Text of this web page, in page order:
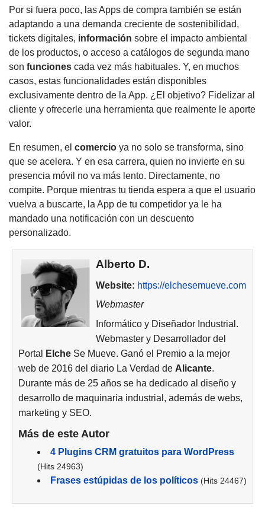
Por si fuera poco, las Apps de compra también se están
adaptando a una demanda creciente de sostenibilidad,
tickets digitales, información sobre el impacto ambiental
de los productos, o acceso a catálogos de segunda mano
son funciones cada vez más habituales. Y, en muchos
casos, estas funcionalidades están disponibles
exclusivamente dentro de la App. ¿El objetivo? Fidelizar al
cliente y ofrecerle una herramienta que realmente le aporte
valor.
En resumen, el comercio ya no solo se transforma, sino
que se acelera. Y en esa carrera, quien no invierte en su
presencia móvil no va más lento. Directamente, no
compite. Porque mientras tu tienda espera a que el usuario
vuelva a buscarte, la App de tu competidor ya le ha
mandado una notificación con un descuento
personalizado.
Alberto D.
Website: https://elchesemueve.com
Webmaster
Informático y Diseñador Industrial.
Webmaster y Desarrollador del
Portal
Elche Se Mueve. Ganó el Premio a la mejor
web de 2016 del diario La Verdad de Alicante.
Durante más de 25 años se ha dedicado al diseño y
desarrollo de maquinaria industrial, además de webs,
marketing y SEO.
Más de este Autor
4 Plugins CRM gratuitos para WordPress
(Hits 24963)
Frases estúpidas de los políticos (Hits 24467)